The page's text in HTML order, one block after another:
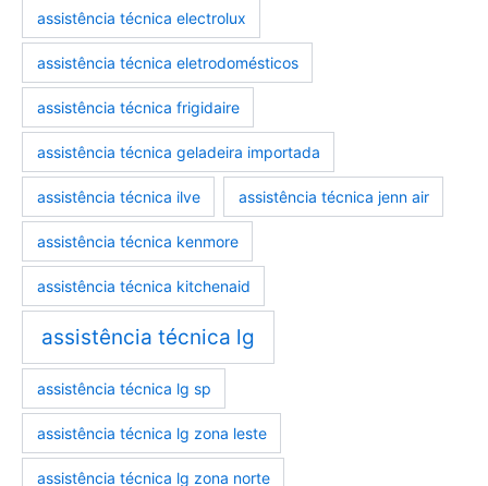
assistência técnica electrolux
assistência técnica eletrodomésticos
assistência técnica frigidaire
assistência técnica geladeira importada
assistência técnica ilve assistência técnica jenn air
assistência técnica kenmore
assistência técnica kitchenaid
assistência técnica lg
assistência técnica lg sp
assistência técnica lg zona leste
assistência técnica lg zona norte